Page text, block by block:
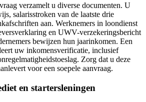
verzamelt u diverse documenten. U
salarisstroken van de laatste drie
aan. Werknemers in loondienst
en UWV-verzekeringsbericht
bewijzen hun jaarinkomen. Een
uw inkomensverificatie, inclusief
Zorg dat u deze
voor een soepele aanvraag.
en startersleningen